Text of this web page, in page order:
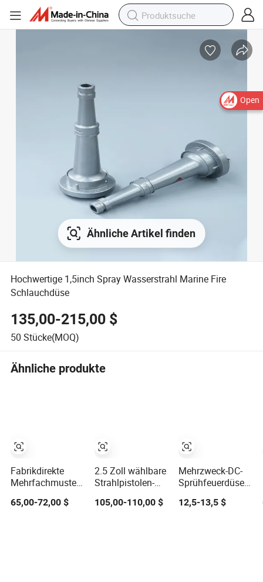
Open
Ähnliche Artikel finden
Hochwertige 1,5inch Spray Wasserstrahl Marine Fire
Schlauchdüse
135,00-215,00 $
50 Stücke(MOQ)
Ähnliche produkte
Fabrikdirekte
Mehrfachmuster-
Hochdruckgerade
65,00-72,00 $
2.5 Zoll wählbare
Strahlpistolen-
für die
105,00-110,00 $
Mehrzweck-DC-
Sprühfeuerdüse
für effizienten
12,5-13,5 $